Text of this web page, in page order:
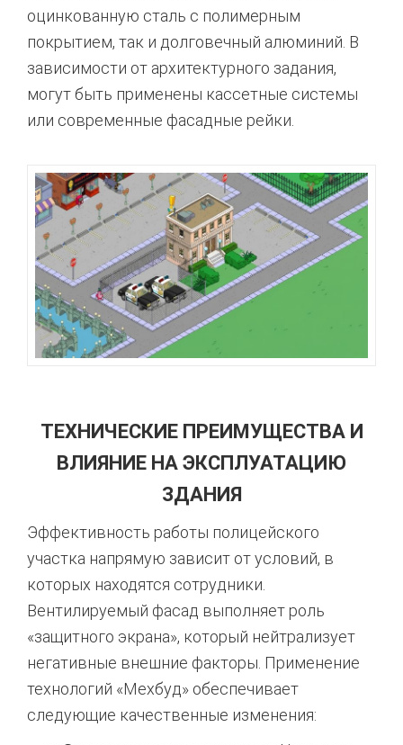
оцинкованную сталь с полимерным
покрытием, так и долговечный алюминий. В
зависимости от архитектурного задания,
могут быть применены кассетные системы
или современные фасадные рейки.
ТЕХНИЧЕСКИЕ ПРЕИМУЩЕСТВА И
ВЛИЯНИЕ НА ЭКСПЛУАТАЦИЮ
ЗДАНИЯ
Эффективность работы полицейского
участка напрямую зависит от условий, в
которых находятся сотрудники.
Вентилируемый фасад выполняет роль
«защитного экрана», который нейтрализует
негативные внешние факторы. Применение
технологий «Мехбуд» обеспечивает
следующие качественные изменения: